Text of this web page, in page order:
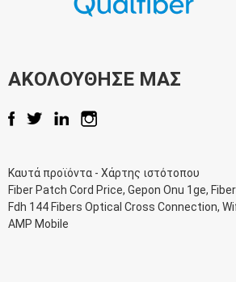
ΑΚΟΛΟΥΘΗΣΕ ΜΑΣ
Καυτά προϊόντα - Χάρτης ιστότοπου
Fiber Patch Cord Price, Gepon Onu 1ge,
Fdh 144 Fibers Optical Cross Connection,
AMP Mobile